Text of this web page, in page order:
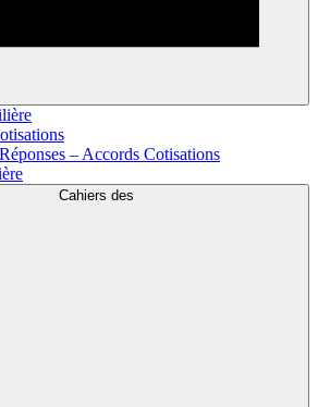
– Accords Cotisations
Cahiers des